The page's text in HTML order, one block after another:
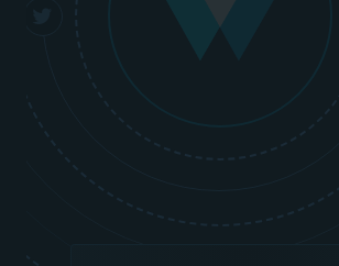
A/B-Testing
E-Commerce